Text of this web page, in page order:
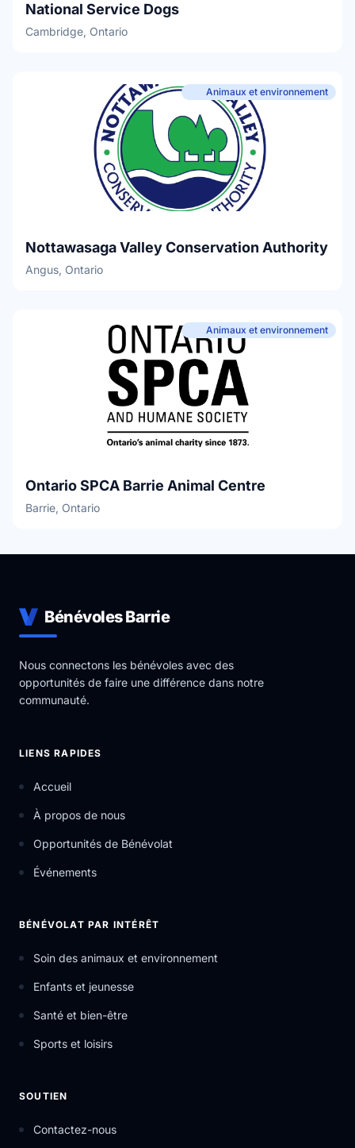
National Service Dogs
Cambridge, Ontario
Animaux et environnement
Nottawasaga Valley Conservation Authority
Angus, Ontario
Animaux et environnement
Ontario SPCA Barrie Animal Centre
Barrie, Ontario
Bénévoles Barrie
Nous connectons les bénévoles avec des
opportunités de faire une différence dans notre
communauté.
LIENS RAPIDES
Accueil
À propos de nous
Opportunités de Bénévolat
Événements
BÉNÉVOLAT PAR INTÉRÊT
Soin des animaux et environnement
Enfants et jeunesse
Santé et bien-être
Sports et loisirs
SOUTIEN
Contactez-nous